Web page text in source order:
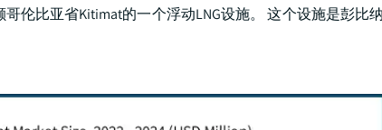
伦比亚省Kitimat的一个浮动LNG设施。 这个设施是彭比